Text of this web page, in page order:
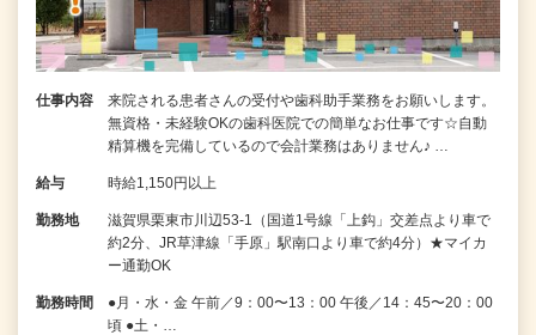
仕事内容
来院される患者さんの受付や歯科助手業務をお願いします。
無資格・未経験OKの歯科医院での簡単なお仕事です☆自動
精算機を完備しているので会計業務はありません♪ …
給与 時給1,150円以上
勤務地
滋賀県栗東市川辺53-1（国道1号線「上鈎」交差点より車で
約2分、JR草津線「手原」駅南口より車で約4分）★マイカ
ー通勤OK
勤務時間
●月・水・金 午前／9：00〜13：00 午後／14：45〜20：00
頃 ●土・…